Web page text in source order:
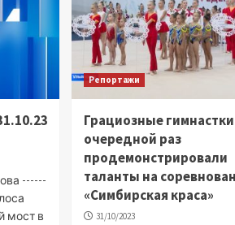
------
мост в
Репортажи
Грациозные
очередной раз
продемонстрировали
таланты на
«Симбирская краса»
31/10/2023